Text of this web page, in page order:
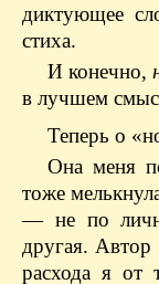
диктующее
стиха.
И конечно,
в лучшем
Теперь о
Она меня
тоже
— не по
другая. Автор
расхода я